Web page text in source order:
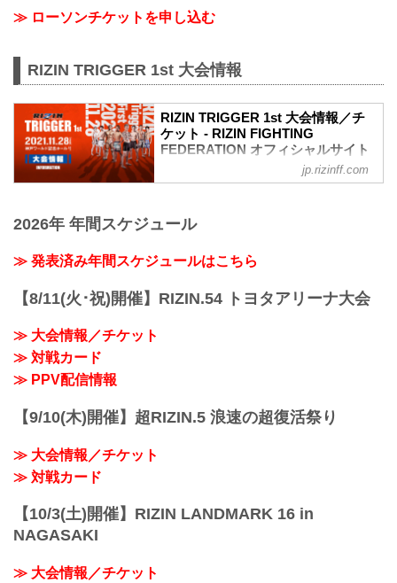
≫ ローソンチケットを申し込む
RIZIN TRIGGER 1st 大会情報
RIZIN TRIGGER 1st 大会情報／チ
ケット - RIZIN FIGHTING
FEDERATION オフィシャルサイト
ここから何かが始まる、新しいスターが
「RIZIN TRIGGER」。
をテーマに、主要都市を中心に開催して
いる通常のナンバーシリーズやRIZIN
jp.rizinff.com
2026年 年間スケジュール
≫ 発表済み年間スケジュールはこちら
【8/11(火･祝)開催】RIZIN.54 トヨタアリーナ大会
≫ 大会情報／チケット
≫ 対戦カード
≫ PPV配信情報
【9/10(木)開催】超RIZIN.5 浪速の超復活祭り
≫ 大会情報／チケット
≫ 対戦カード
【10/3(土)開催】RIZIN LANDMARK 16 in
NAGASAKI
≫ 大会情報／チケット